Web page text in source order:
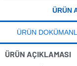
ÜRÜN
ÜRÜN
ÜRÜN AÇIKLAMASI